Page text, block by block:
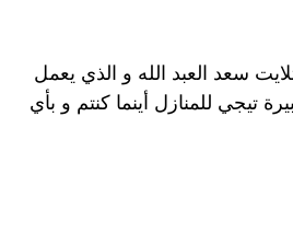
سعد العبد الله و الذي يعمل
للمنازل أينما كنتم و بأي